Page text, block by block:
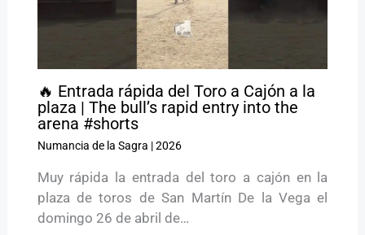
🔥 Entrada rápida del Toro a Cajón a la
plaza | The bull’s rapid entry into the
arena #shorts
Numancia de la Sagra |2026
Muy rápida la entrada del toro a cajón en la
plaza de toros de San Martín De la Vega el
domingo 26 de abril de…